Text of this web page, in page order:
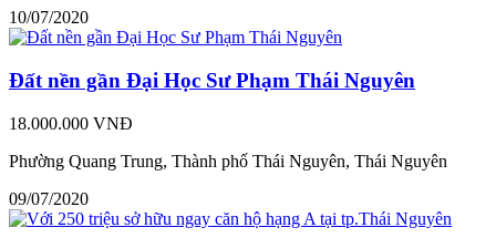
10/07/2020
Đất nền gần Đại Học Sư Phạm Thái Nguyên
18.000.000 VNĐ
Phường Quang Trung, Thành phố Thái Nguyên, Thái Nguyên
09/07/2020